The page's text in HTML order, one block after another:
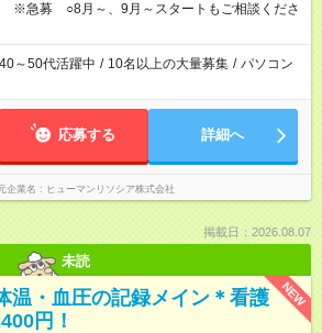
※急募 ○8月～、9月～スタートもご相談くださ
40～50代活躍中 / 10名以上の大量募集 / パソコン
応募する 詳細へ
企業名 ヒューマンリソシア株式会社
掲載日：2026.08.07
未読
NEW
・血圧の記録メイン＊看護
円！